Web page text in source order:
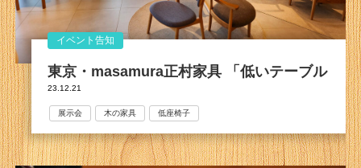
イベント告知
東京・masamura正村家具 「低いテーブルと
23.12.21
展示会 木の家具 低座椅子